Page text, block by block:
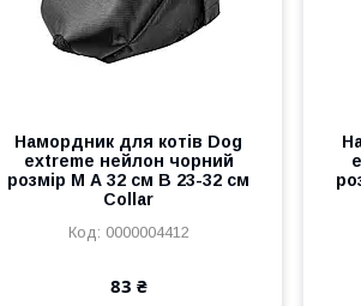
Намордник для котів Dog
extreme нейлон чорний
розмір М А 32 см В 23-32 см
Collar
0000004412
83 ₴